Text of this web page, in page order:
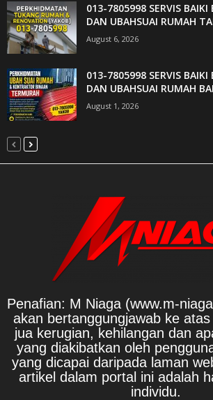
013-7805998 SERVIS BAIKI
DAN UBAHSUAI RUMAH
August 6, 2026
013-7805998 SERVIS BAIKI
DAN UBAHSUAI RUMAH
August 1, 2026
Penafian: M Niaga (www.m-
akan bertanggungjawab ke
jua kerugian, kehilangan dan
yang diakibatkan oleh
yang dicapai daripada laman
artikel dalam portal ini adalah
individu.